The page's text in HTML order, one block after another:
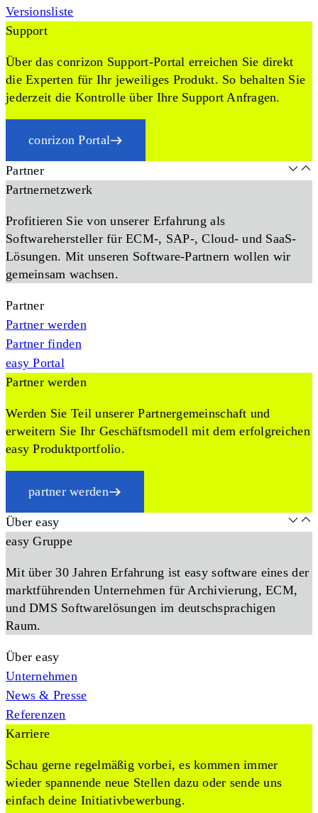
Versionsliste
Support
Über das conrizon Support-Portal erreichen Sie direkt
die Experten für Ihr jeweiliges Produkt. So behalten Sie
jederzeit die Kontrolle über Ihre Support Anfragen.
conrizon Portal
Partner
Partnernetzwerk
Profitieren Sie von unserer Erfahrung als
Softwarehersteller für ECM-, SAP-, Cloud- und SaaS-
Lösungen. Mit unseren Software-Partnern wollen wir
gemeinsam wachsen.
Partner
Partner werden
Partner finden
easy Portal
Partner werden
Werden Sie Teil unserer Partnergemeinschaft und
erweitern Sie Ihr Geschäftsmodell mit dem erfolgreichen
easy Produktportfolio.
partner werden
Über easy
easy Gruppe
Mit über 30 Jahren Erfahrung ist easy software eines der
marktführenden Unternehmen für Archivierung, ECM,
und DMS Softwarelösungen im deutschsprachigen
Raum.
Über easy
Unternehmen
News & Presse
Referenzen
Karriere
Schau gerne regelmäßig vorbei, es kommen immer
wieder spannende neue Stellen dazu oder sende uns
einfach deine Initiativbewerbung.